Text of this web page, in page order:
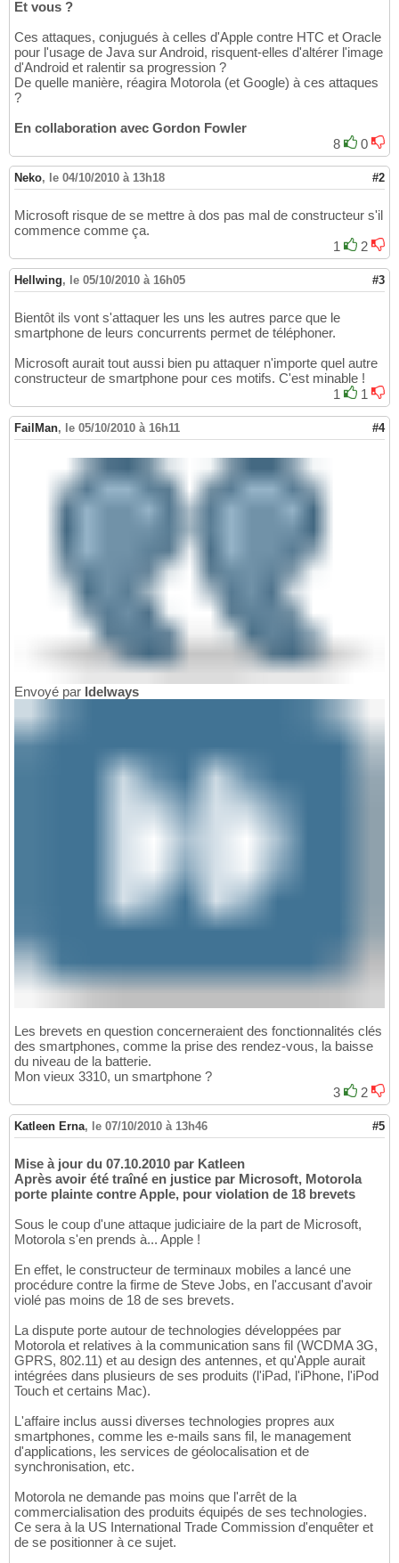
Et vous ?
Ces attaques, conjugués à celles d'Apple contre HTC et Oracle
pour l'usage de Java sur Android, risquent-elles d'altérer l'image
d'Android et ralentir sa progression ?
De quelle manière, réagira Motorola (et Google) à ces attaques
?
En collaboration avec Gordon Fowler
8
0
Neko, le 04/10/2010 à 13h18 #2
Microsoft risque de se mettre à dos pas mal de constructeur s'il
commence comme ça.
1
2
Hellwing, le 05/10/2010 à 16h05 #3
Bientôt ils vont s'attaquer les uns les autres parce que le
smartphone de leurs concurrents permet de téléphoner.
Microsoft aurait tout aussi bien pu attaquer n'importe quel autre
constructeur de smartphone pour ces motifs. C'est minable !
1
1
FailMan, le 05/10/2010 à 16h11 #4
Envoyé par Idelways
Les brevets en question concerneraient des fonctionnalités clés
des smartphones, comme la prise des rendez-vous, la baisse
du niveau de la batterie.
Mon vieux 3310, un smartphone ?
3
2
Katleen Erna, le 07/10/2010 à 13h46 #5
Mise à jour du 07.10.2010 par Katleen
Après avoir été traîné en justice par Microsoft, Motorola
porte plainte contre Apple, pour violation de 18 brevets
Sous le coup d'une attaque judiciaire de la part de Microsoft,
Motorola s'en prends à... Apple !
En effet, le constructeur de terminaux mobiles a lancé une
procédure contre la firme de Steve Jobs, en l'accusant d'avoir
violé pas moins de 18 de ses brevets.
La dispute porte autour de technologies développées par
Motorola et relatives à la communication sans fil (WCDMA 3G,
GPRS, 802.11) et au design des antennes, et qu'Apple aurait
intégrées dans plusieurs de ses produits (l'iPad, l'iPhone, l'iPod
Touch et certains Mac).
L'affaire inclus aussi diverses technologies propres aux
smartphones, comme les e-mails sans fil, le management
d'applications, les services de géolocalisation et de
synchronisation, etc.
Motorola ne demande pas moins que l'arrêt de la
commercialisation des produits équipés de ses technologies.
Ce sera à la US International Trade Commission d'enquêter et
de se positionner à ce sujet.